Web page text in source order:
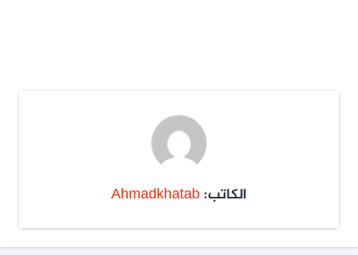
الكاتب: Ahmadkhatab